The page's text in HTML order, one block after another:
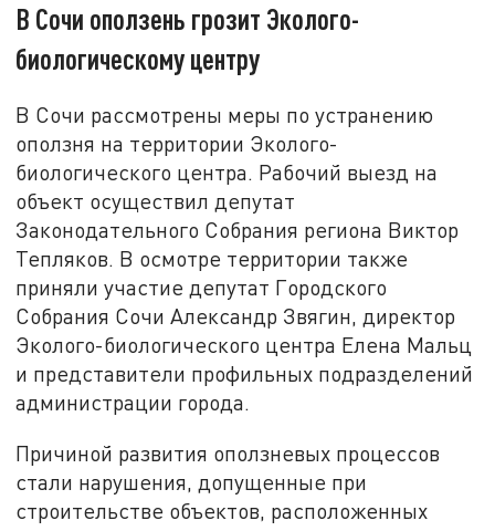
В Сочи оползень грозит Эколого-
биологическому центру
В Сочи рассмотрены меры по устранению
оползня на территории Эколого-
биологического центра. Рабочий выезд на
объект осуществил депутат
Законодательного Собрания региона Виктор
Тепляков. В осмотре территории также
приняли участие депутат Городского
Собрания Сочи Александр Звягин, директор
Эколого-биологического центра Елена Мальц
и представители профильных подразделений
администрации города.
Причиной развития оползневых процессов
стали нарушения, допущенные при
строительстве объектов, расположенных